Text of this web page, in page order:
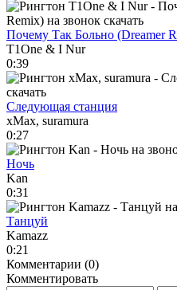
Почему Так Больно (Dreamer
T1One & I Nur
0:39
Следующая станция
xMax, suramura
0:27
Ночь
Kan
0:31
Танцуй
Kamazz
0:21
Комментарии (0)
Комментировать